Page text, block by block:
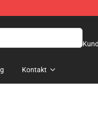
Kontakt